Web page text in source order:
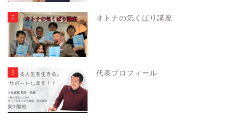
2 オトナの気くばり講座
3 代表プロフィール